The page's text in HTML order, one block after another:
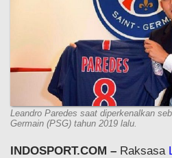
Leandro Paredes saat diperkenalkan
Germain (PSG) tahun 2019 lalu.
INDOSPORT.COM – Raksasa